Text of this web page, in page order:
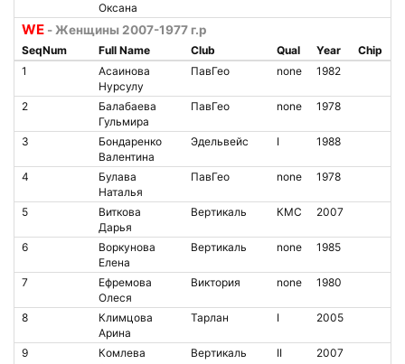
Оксана
WE - Женщины 2007-1977 г.р
SeqNum Full Name Club Qual Year
Chip
1
Асаинова
Нурсулу
ПавГео none 1982
2
Балабаева
Гульмира
ПавГео none 1978
3
Бондаренко
Валентина
Эдельвейс I 1988
4
Булава
Наталья
ПавГео none 1978
5
Виткова
Дарья
Вертикаль КМС 2007
6
Воркунова
Елена
Вертикаль none 1985
7
Ефремова
Олеся
Виктория none 1980
8
Климцова
Арина
Тарлан I 2005
9
Комлева
Вертикаль II 2007